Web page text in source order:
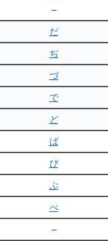
–
だ
ぢ
づ
で
ど
ば
び
ぶ
べ
–